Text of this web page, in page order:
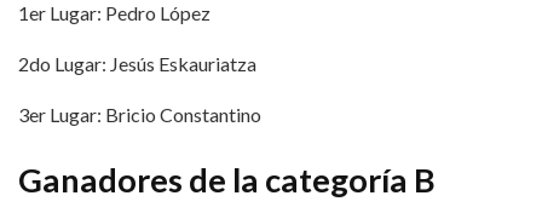
1er Lugar: Pedro López
2do Lugar: Jesús Eskauriatza
3er Lugar: Bricio Constantino
Ganadores de la categoría B